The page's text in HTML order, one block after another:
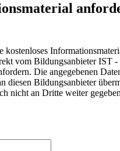
kostenloses
vom Bildungsanbieter IST
Die angegebenen
diesen Bildungsanbieter
nicht an Dritte weiter